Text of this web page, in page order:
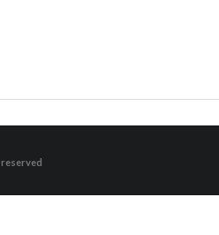
reserved